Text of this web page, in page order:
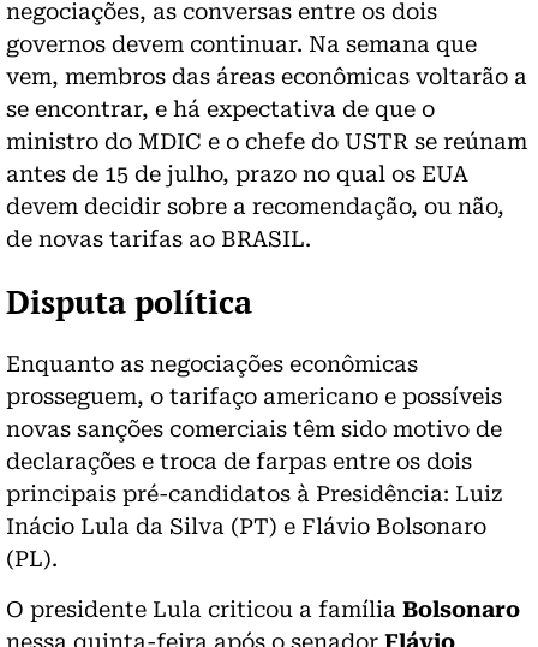
negociações, as conversas entre os dois
governos devem continuar. Na semana que
vem, membros das áreas econômicas voltarão a
se encontrar, e há expectativa de que o
ministro do MDIC e o chefe do USTR se reúnam
antes de 15 de julho, prazo no qual os EUA
devem decidir sobre a recomendação, ou não,
de novas tarifas ao BRASIL.
Disputa política
Enquanto as negociações econômicas
prosseguem, o tarifaço americano e possíveis
novas sanções comerciais têm sido motivo de
declarações e troca de farpas entre os dois
principais pré-candidatos à Presidência: Luiz
Inácio Lula da Silva (PT) e Flávio Bolsonaro
(PL).
O presidente Lula criticou a família Bolsonaro
nessa quinta-feira após o senador Flávio